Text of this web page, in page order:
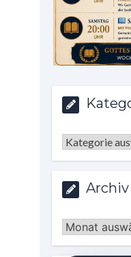
Kategorien
Archiv
Archiv